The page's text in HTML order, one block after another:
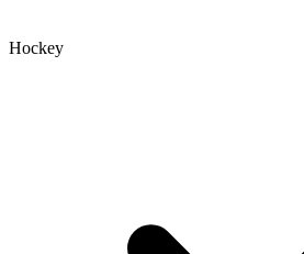
Hockey